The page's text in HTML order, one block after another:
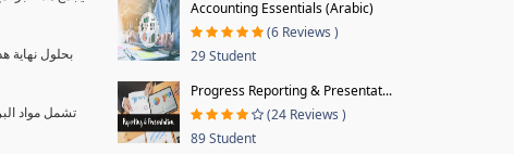
بحلول نهاية
تشمل مواد
Accounting Essentials (Arabic)
(6 Reviews )
29 Student
Progress Reporting & Presentat...
(24 Reviews )
89 Student